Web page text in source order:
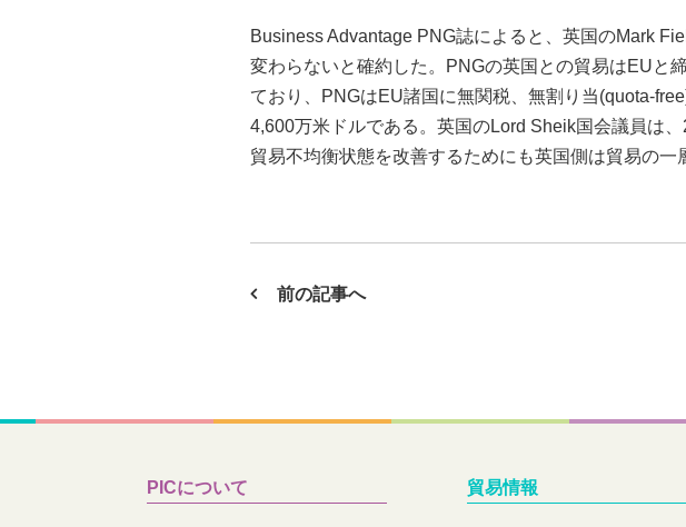
Business Advantage PNG誌によると、英国のMark
変わらないと確約した。PNGの英国との貿易はEUと
ており、PNGはEU諸国に無関税、無割り当(quota-
4,600万米ドルである。英国のLord Sheik国会議員は
貿易不均衡状態を改善するためにも英国側は貿易の
前の記事へ
PICについて 貿易情報